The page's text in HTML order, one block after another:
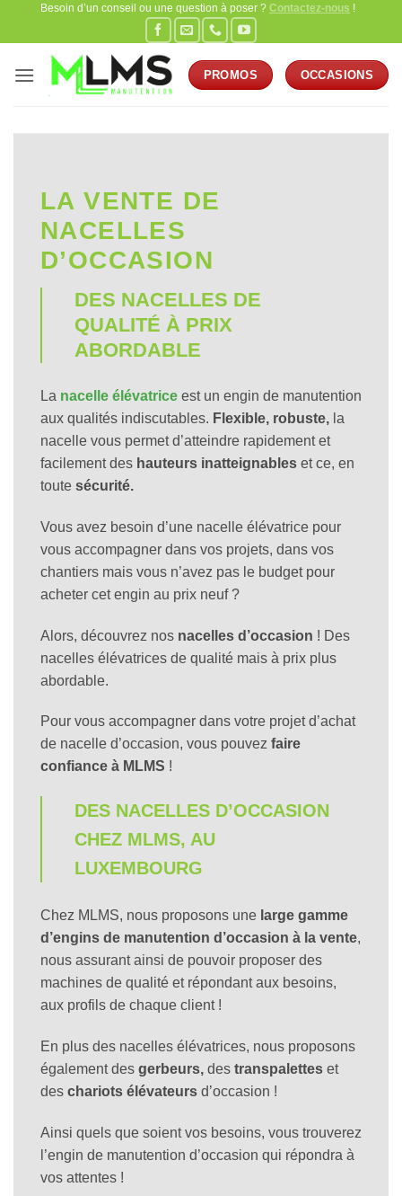
PasserBesoin d’un conseil ou une question à poser ? Contactez-nous !
PROMOS OCCASIONS
LA VENTE DE
NACELLES
D’OCCASION
DES NACELLES DE
QUALITÉ À PRIX
ABORDABLE
La nacelle élévatrice est un engin de manutention
aux qualités indiscutables. Flexible, robuste, la
nacelle vous permet d’atteindre rapidement et
facilement des hauteurs inatteignables et ce, en
toute sécurité.
Vous avez besoin d’une nacelle élévatrice pour
vous accompagner dans vos projets, dans vos
chantiers mais vous n’avez pas le budget pour
acheter cet engin au prix neuf ?
Alors, découvrez nos nacelles d’occasion ! Des
nacelles élévatrices de qualité mais à prix plus
abordable.
Pour vous accompagner dans votre projet d’achat
de nacelle d’occasion, vous pouvez faire
confiance à MLMS !
DES NACELLES D’OCCASION
CHEZ MLMS, AU
LUXEMBOURG
Chez MLMS, nous proposons une large gamme
d’engins de manutention d’occasion à la vente,
nous assurant ainsi de pouvoir proposer des
machines de qualité et répondant aux besoins,
aux profils de chaque client !
En plus des nacelles élévatrices, nous proposons
également des gerbeurs, des transpalettes et
des chariots élévateurs d’occasion !
Ainsi quels que soient vos besoins, vous trouverez
l’engin de manutention d’occasion qui répondra à
vos attentes !